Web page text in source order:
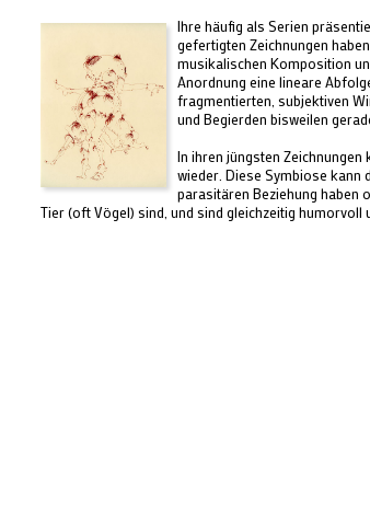
Ihre häufig als Serien
gefertigten Zeichnungen
musikalischen Komposition
Anordnung eine lineare
fragmentierten, subjektiven
und Begierden bisweilen
In ihren jüngsten
wieder. Diese Symbiose kann
parasitären Beziehung haben
Tier (oft Vögel) sind, und sind gleichzeitig humorvoll